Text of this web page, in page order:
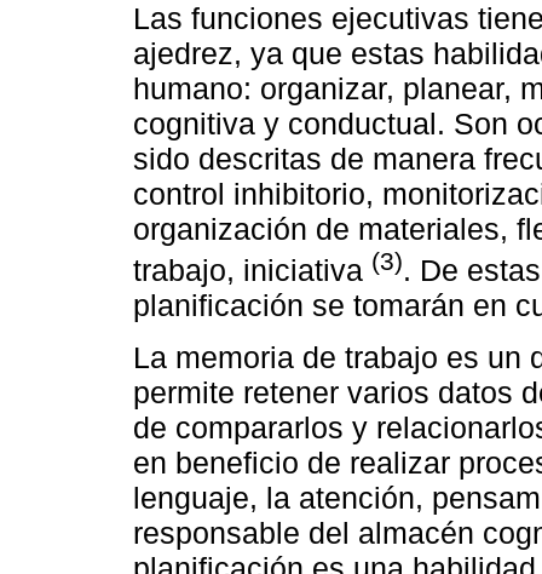
Las funciones ejecutivas
ajedrez, ya que estas
humano: organizar, planear,
cognitiva y conductual. Son
sido descritas de manera
control inhibitorio,
organización de materiales,
trabajo, iniciativa (3). De
planificación se tomarán en
La memoria de trabajo es un
permite retener varios datos
de compararlos y
en beneficio de realizar
lenguaje, la atención,
responsable del almacén